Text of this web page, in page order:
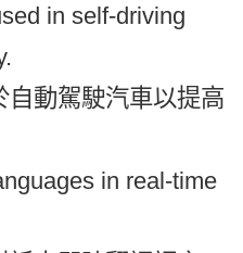
in self-driving
動駕駛汽車以提高
in real-time